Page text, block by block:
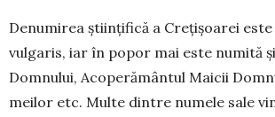
Denumirea științifică a Crețișoarei
vulgaris, iar în popor mai este numită
Dom­nu­lui, Acoperământul Maicii
meilor etc. Multe dintre numele sale